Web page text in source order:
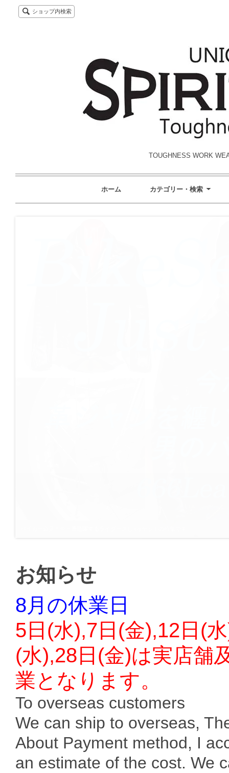
ショップ内検索
TOUGHNESS WORK
ホーム カテゴリー・検索
お知らせ
8月の休業日
5日(水),7日(金),12日(
(水),28日(金)は実店舗
業となります。
To overseas customers
We can ship to overseas,
About Payment method, I
an estimate of the cost. We